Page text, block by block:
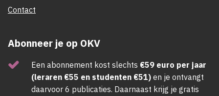
Contact
Abonneer je op OKV
Een abonnement kost slechts €59 euro per jaar
(leraren €55 en studenten €51) en je ontvangt
daarvoor 6 publicaties. Daarnaast krijg je gratis